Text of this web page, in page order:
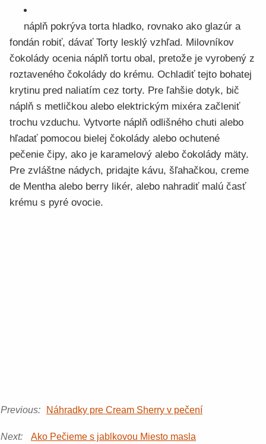
náplň pokrýva torta hladko, rovnako ako glazúr a
fondán robiť, dávať Torty lesklý vzhľad. Milovníkov
čokolády ocenia náplň tortu obal, pretože je vyrobený z
roztaveného čokolády do krému. Ochladiť tejto bohatej
krytinu pred naliatím cez torty. Pre ľahšie dotyk, bič
náplň s metličkou alebo elektrickým mixéra začleniť
trochu vzduchu. Vytvorte náplň odlišného chuti alebo
hľadať pomocou bielej čokolády alebo ochutené
pečenie čipy, ako je karamelový alebo čokolády mäty.
Pre zvláštne nádych, pridajte kávu, šľahačkou, creme
de Mentha alebo berry likér, alebo nahradiť malú časť
krému s pyré ovocie.
Previous: Náhradky pre Cream Sherry v pečení
Next: Ako Pečieme s jablkovou Miesto masla